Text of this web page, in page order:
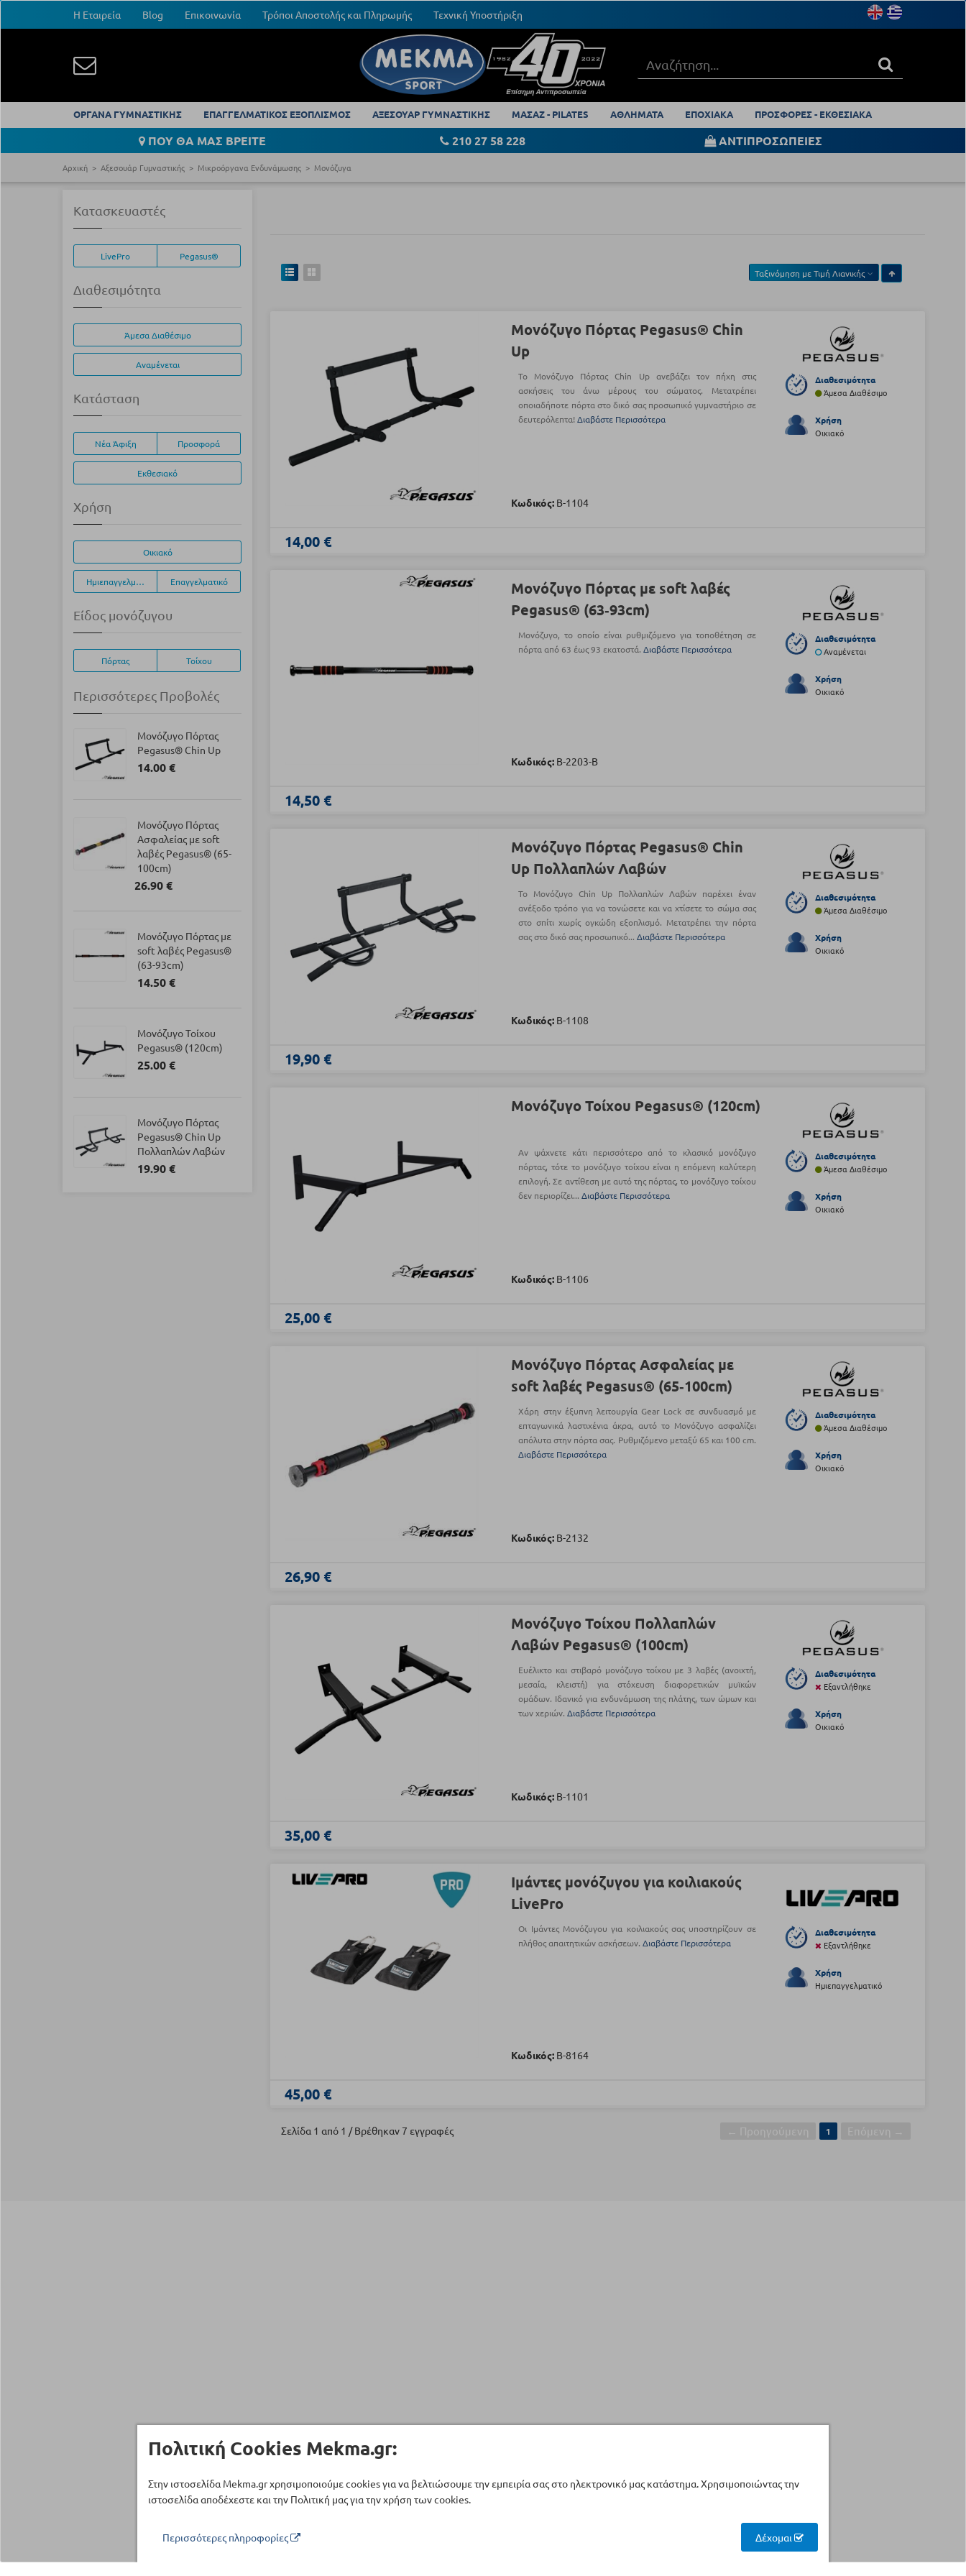
Η Εταιρεία Blog Επικοινωνία Τρόποι Αποστολής και Πληρωμής Τεχνική Υποστήριξη
ΟΡΓΑΝΑ ΓΥΜΝΑΣΤΙΚΗΣ ΕΠΑΓΓΕΛΜΑΤΙΚΟΣ ΕΞΟΠΛΙΣΜΟΣ ΑΞΕΣΟΥΑΡ ΓΥΜΝΑΣΤΙΚΗΣ ΜΑΣΑΖ - PILATES ΑΘΛΗΜΑΤΑ ΕΠΟΧΙΑΚΑ ΠΡΟΣΦΟΡΕΣ - ΕΚΘΕΣΙΑΚΑ
ΠΟΥ ΘΑ ΜΑΣ ΒΡΕΙΤΕ 210 27 58 228 ΑΝΤΙΠΡΟΣΩΠΕΙΕΣ
Αρχική Αξεσουάρ Γυμναστικής Μικροόργανα Ενδυνάμωσης Μονόζυγα
Ταξινόμηση μεΤιμή Λιανικής
Μονόζυγο Πόρτας Pegasus® Chin
Up
Το Μονόζυγο Πόρτας Chin Up ανεβάζει τον πήχη στις
ασκήσεις του άνω μέρους του σώματος. Μετατρέπει
οποιαδήποτε πόρτα στο δικό σας προσωπικό γυμναστήριο σε
δευτερόλεπτα!Διαβάστε Περισσότερα
Κωδικός: Β-1104
Διαθεσιμότητα
Άμεσα Διαθέσιμο
Χρήση
Οικιακό
14,00 €
Μονόζυγο Πόρτας με soft λαβές
Pegasus® (63‑93cm)
Μονόζυγο, το οποίο είναι ρυθμιζόμενο για τοποθέτηση σε
πόρτα από 63 έως 93 εκατοστά.Διαβάστε Περισσότερα
Κωδικός: Β-2203-B
Διαθεσιμότητα
Αναμένεται
Χρήση
Οικιακό
14,50 €
Μονόζυγο Πόρτας Pegasus® Chin
Up Πολλαπλών Λαβών
Το Μονόζυγο Chin Up Πολλαπλών Λαβών παρέχει έναν
ανέξοδο τρόπο για να τονώσετε και να χτίσετε το σώμα σας
στο σπίτι χωρίς ογκώδη εξοπλισμό. Μετατρέπει την πόρτα
σας στο δικό σας προσωπικό...Διαβάστε Περισσότερα
Κωδικός: Β-1108
Διαθεσιμότητα
Άμεσα Διαθέσιμο
Χρήση
Οικιακό
19,90 €
Μονόζυγο Τοίχου Pegasus® (120cm)
Αν ψάχνετε κάτι περισσότερο από το κλασικό μονόζυγο
πόρτας, τότε το μονόζυγο τοίχου είναι η επόμενη καλύτερη
επιλογή. Σε αντίθεση με αυτό της πόρτας, το μονόζυγο τοίχου
δεν περιορίζει...Διαβάστε Περισσότερα
Κωδικός: Β-1106
Διαθεσιμότητα
Άμεσα Διαθέσιμο
Χρήση
Οικιακό
25,00 €
Μονόζυγο Πόρτας Ασφαλείας με
soft λαβές Pegasus® (65‑100cm)
Χάρη στην έξυπνη λειτουργία Gear Lock σε συνδυασμό με
επταγωνικά λαστιχένια άκρα, αυτό το Μονόζυγο ασφαλίζει
απόλυτα στην πόρτα σας. Ρυθμιζόμενο μεταξύ 65 και 100 cm.
Διαβάστε Περισσότερα
Κωδικός: Β-2132
Διαθεσιμότητα
Άμεσα Διαθέσιμο
Χρήση
Οικιακό
26,90 €
Μονόζυγο Τοίχου Πολλαπλών
Λαβών Pegasus® (100cm)
Ευέλικτο και στιβαρό μονόζυγο τοίχου με 3 λαβές (ανοιχτή,
μεσαία, κλειστή) για στόχευση διαφορετικών μυϊκών
ομάδων. Ιδανικό για ενδυνάμωση της πλάτης, των ώμων και
των χεριών.Διαβάστε Περισσότερα
Κωδικός: Β-1101
Διαθεσιμότητα
Εξαντλήθηκε
Χρήση
Οικιακό
35,00 €
Ιμάντες μονόζυγου για κοιλιακούς
LivePro
Οι Ιμάντες Μονόζυγου για κοιλιακούς σας υποστηρίζουν σε
πλήθος απαιτητικών ασκήσεων.Διαβάστε Περισσότερα
Κωδικός: Β-8164
Διαθεσιμότητα
Εξαντλήθηκε
Χρήση
Ημιεπαγγελματικό
45,00 €
Σελίδα 1 από 1 / Βρέθηκαν 7 εγγραφές ← Προηγούμενη 1 Επόμενη →
Κατασκευαστές
LivePro Pegasus®
Διαθεσιμότητα
Άμεσα Διαθέσιμο
Αναμένεται
Κατάσταση
Νέα Άφιξη Προσφορά
Εκθεσιακό
Χρήση
Οικιακό
Ημιεπαγγελματικό Επαγγελματικό
Είδος μονόζυγου
Πόρτας Τοίχου
Περισσότερες Προβολές
Μονόζυγο Πόρτας
Pegasus® Chin Up
14.00 €
Μονόζυγο Πόρτας
Ασφαλείας με soft
λαβές Pegasus® (65-
100cm)
26.90 €
Μονόζυγο Πόρτας με
soft λαβές Pegasus®
(63-93cm)
14.50 €
Μονόζυγο Τοίχου
Pegasus® (120cm)
25.00 €
Μονόζυγο Πόρτας
Pegasus® Chin Up
Πολλαπλών Λαβών
19.90 €
Πολιτική Cookies Mekma.gr:
Στην ιστοσελίδα Mekma.gr χρησιμοποιούμε cookies για να βελτιώσουμε την εμπειρία σας στο ηλεκτρονικό μας κατάστημα. Χρησιμοποιώντας την
ιστοσελίδα αποδέχεστε και την Πολιτική μας για την χρήση των cookies.
Περισσότερες πληροφορίες Δέχομαι